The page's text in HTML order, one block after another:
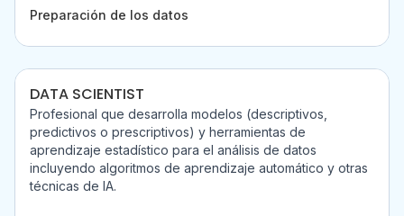
Preparación de los datos
DATA SCIENTIST
Profesional que desarrolla modelos (descriptivos,
predictivos o prescriptivos) y herramientas de
aprendizaje estadístico para el análisis de datos
incluyendo algoritmos de aprendizaje automático y otras
técnicas de IA.